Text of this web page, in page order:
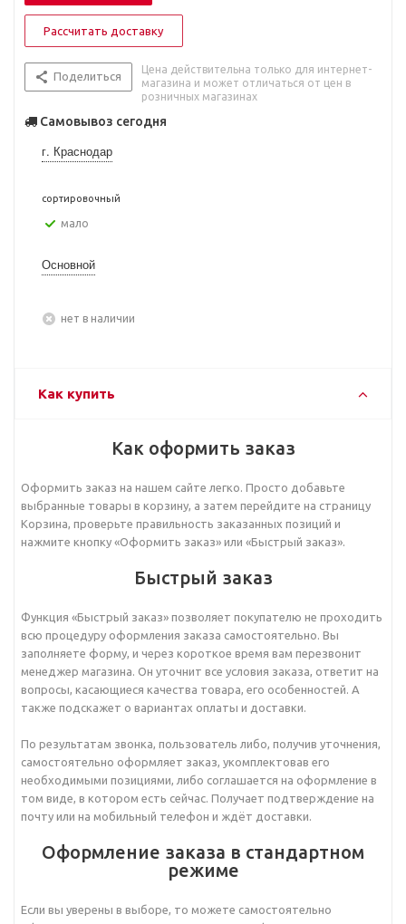
Рассчитать доставку
Поделиться
Цена действительна только для интернет-
магазина и может отличаться от цен в
розничных магазинах
Самовывоз сегодня
г. Краснодар
сортировочный
Мало
Основной
Нет в наличии
Как купить
Как оформить заказ
Оформить заказ на нашем сайте легко. Просто добавьте
выбранные товары в корзину, а затем перейдите на страницу
Корзина, проверьте правильность заказанных позиций и
нажмите кнопку «Оформить заказ» или «Быстрый заказ».
Быстрый заказ
Функция «Быстрый заказ» позволяет покупателю не проходить
всю процедуру оформления заказа самостоятельно. Вы
заполняете форму, и через короткое время вам перезвонит
менеджер магазина. Он уточнит все условия заказа, ответит на
вопросы, касающиеся качества товара, его особенностей. А
также подскажет о вариантах оплаты и доставки.
По результатам звонка, пользователь либо, получив уточнения,
самостоятельно оформляет заказ, укомплектовав его
необходимыми позициями, либо соглашается на оформление в
том виде, в котором есть сейчас. Получает подтверждение на
почту или на мобильный телефон и ждёт доставки.
Оформление заказа в стандартном
режиме
Если вы уверены в выборе, то можете самостоятельно